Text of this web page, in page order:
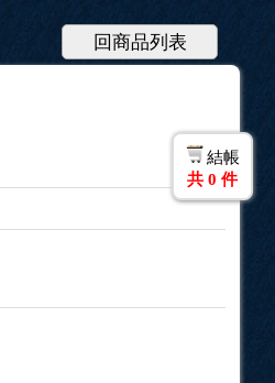
回商品列表
結帳
共 0 件